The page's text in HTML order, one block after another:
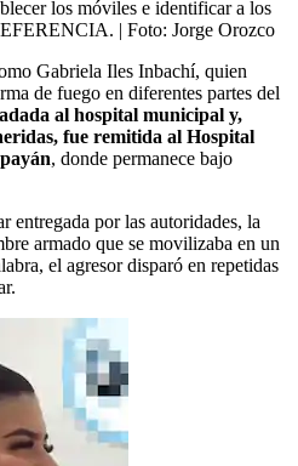
los móviles e identificar a los
| Foto: Jorge Orozco
Gabriela Iles Inbachí, quien
de fuego en diferentes partes del
al hospital municipal y,
fue remitida al Hospital
, donde permanece bajo
entregada por las autoridades, la
armado que se movilizaba en un
el agresor disparó en repetidas